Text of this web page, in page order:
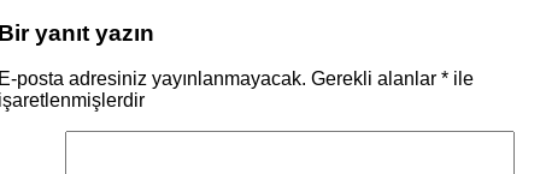
yanıt yazın
posta adresiniz yayınlanmayacak. Gerekli alanlar * ile